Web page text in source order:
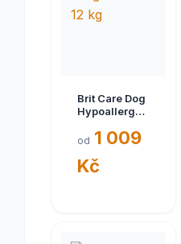
Brit Care Dog
Hypoallergenic
12 kg
od 1 009
Kč